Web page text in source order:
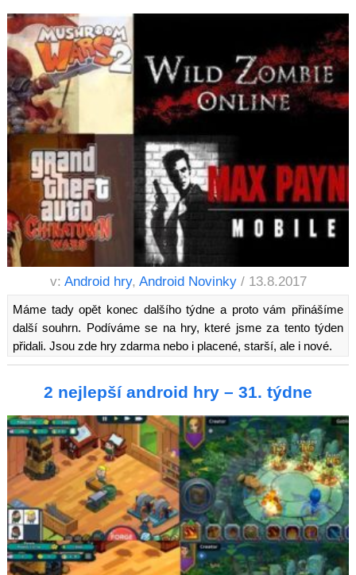
v: Android hry, Android Novinky / 13.8.2017
Máme tady opět konec dalšího týdne a proto vám přinášíme
další souhrn. Podíváme se na hry, které jsme za tento týden
přidali. Jsou zde hry zdarma nebo i placené, starší, ale i nové.
2 nejlepší android hry – 31. týdne